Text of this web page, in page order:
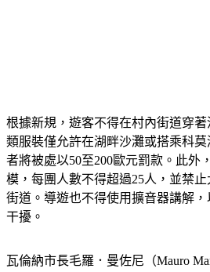
根據新規，遊客不得在村內街道穿
類服裝僅允許在湖畔沙灘或搭乘科
者將被處以50至200歐元罰款。此外
模，每團人數不得超過25人，並禁
街道。導遊也不得使用擴音器講解
干擾。
瓦倫納市長毛羅．曼佐尼（Mauro